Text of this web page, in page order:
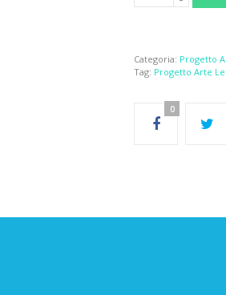
Categoria: Progetto
Tag: Progetto Arte
0